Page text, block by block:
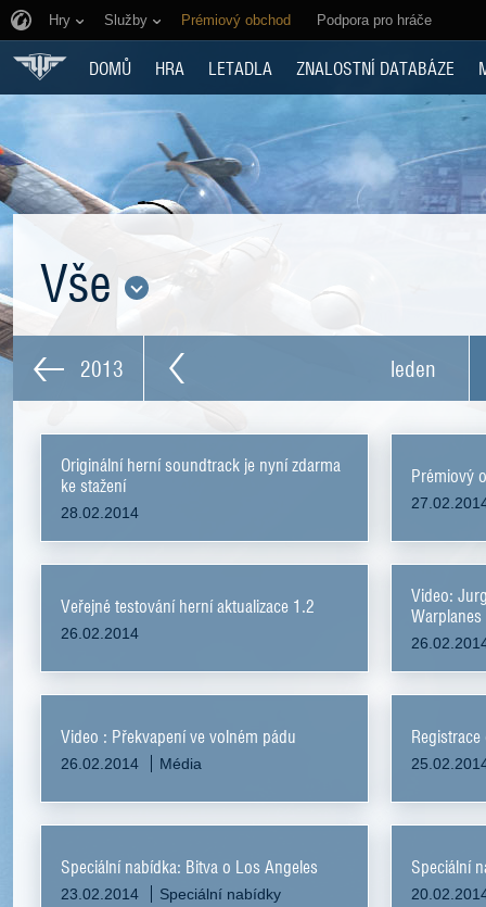
Hry Služby Prémiový obchod Podpora pro hráče
DOMŮ HRA LETADLA ZNALOSTNÍ DATABÁZE
Vše
2013 leden
Originální herní soundtrack je nyní zdarma
ke stažení
28.02.2014
Prémiový
Veřejné testování herní aktualizace 1.2
26.02.2014
Video:
Warplanes
Video : Překvapení ve volném pádu
26.02.2014 Média
Speciální nabídka: Bitva o Los Angeles
23.02.2014 Speciální nabídky
Speciální